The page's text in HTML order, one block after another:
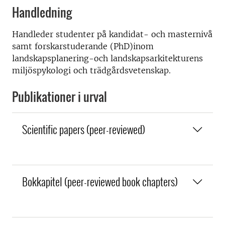
Handledning
Handleder studenter på kandidat- och masternivå
samt forskarstuderande (PhD)inom
landskapsplanering-och landskapsarkitekturens
miljöspykologi och trädgårdsvetenskap.
Publikationer i urval
Scientific papers (peer-reviewed)
Bokkapitel (peer-reviewed book chapters)